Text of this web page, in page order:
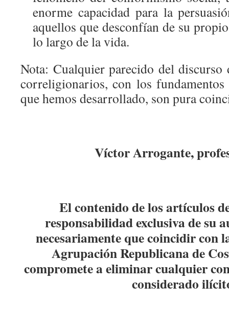
enorme capacidad para la
aquellos que desconfían de su
lo largo de la vida.
Nota: Cualquier parecido del discurso
correligionarios, con los
que hemos desarrollado, son pura
Víctor Arrogante,
El contenido de los artículos
responsabilidad exclusiva de su
necesariamente que coincidir con
Agrupación Republicana de
compromete a eliminar cualquier
considerado